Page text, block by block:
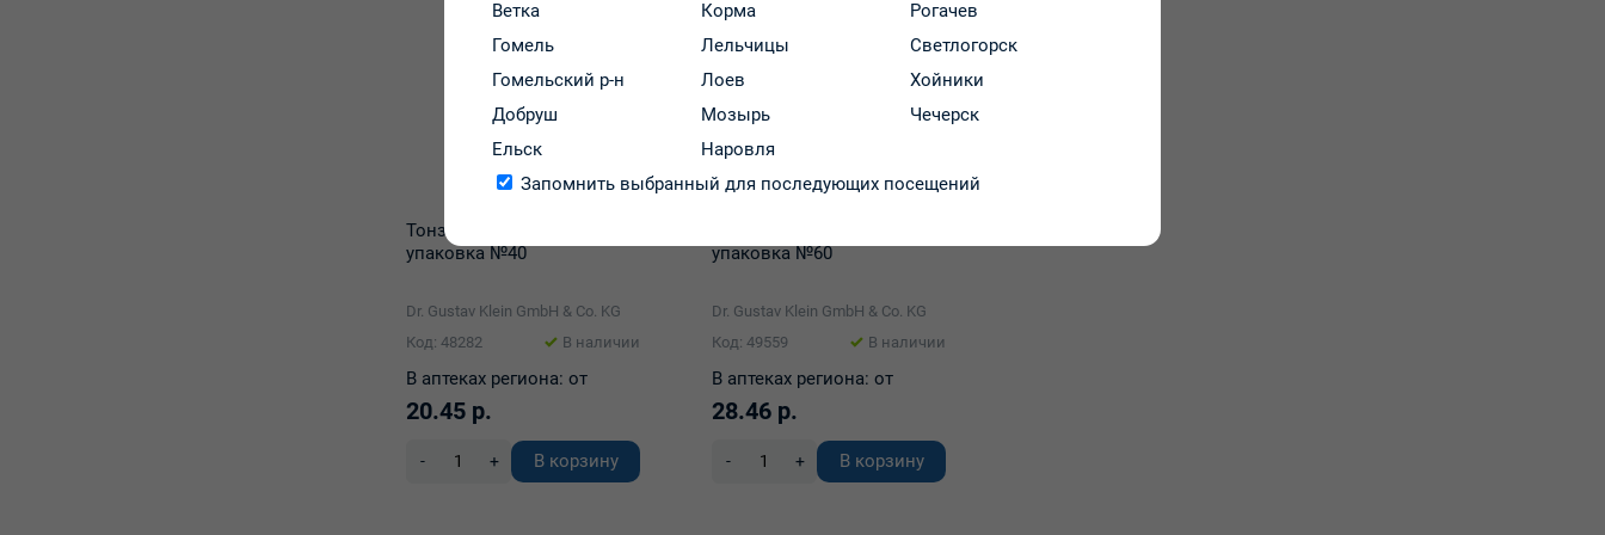
Тонзилотрен А таблетки
упаковка №40
Dr. Gustav Klein GmbH & Co. KG
Код: 48282
В наличии
В аптеках региона: от
20.45 р.
- + В корзину
упаковка №60
Dr. Gustav Klein GmbH & Co. KG
Код: 49559
В наличии
В аптеках региона: от
28.46 р.
- + В корзину
Ветка
Гомель
Гомельский р-н
Добруш
Ельск
Корма
Лельчицы
Лоев
Мозырь
Наровля
Рогачев
Светлогорск
Хойники
Чечерск
Запомнить выбранный для последующих посещений